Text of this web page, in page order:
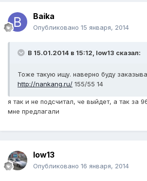
Baika
Опубликовано 15 января, 2014
В 15.01.2014 в 15:12, low13 сказал:
Тоже такую ищу. наверно буду
http://nankang.ru/ 155/55 14
я так и не подсчитал, че выйдет, а так за
мне предлагали
low13
Опубликовано 16 января, 2014